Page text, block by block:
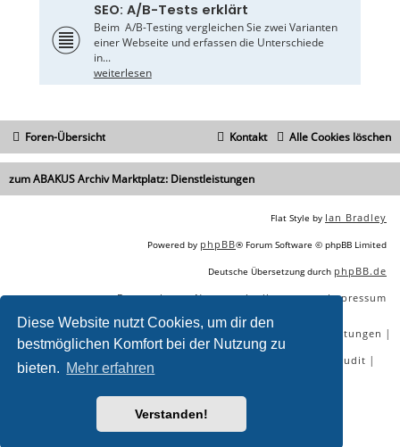
Diese Website nutzt Cookies, um dir den
bestmöglichen Komfort bei der Nutzung zu
bieten. Mehr erfahren
Verstanden!
SEO: A/B-Tests erklärt
Beim A/B-Testing vergleichen Sie zwei Varianten
einer Webseite und erfassen die Unterschiede
in...
weiterlesen
Foren-Übersicht Alle Cookies löschen
Kontakt
zum ABAKUS Archiv Marktplatz: Dienstleistungen
Flat Style by Ian Bradley
Powered by phpBB® Forum Software © phpBB Limited
Deutsche Übersetzung durch phpBB.de
Datenschutz|Nutzungsbedingungen|Impressum
SEO Online Tools SEO Dienstleistungen |
SEO Workshops | SEO Beratung SEO Audit |
Sie lesen gerade:[B] Hochqualitative Forenlinks - ABAKUS